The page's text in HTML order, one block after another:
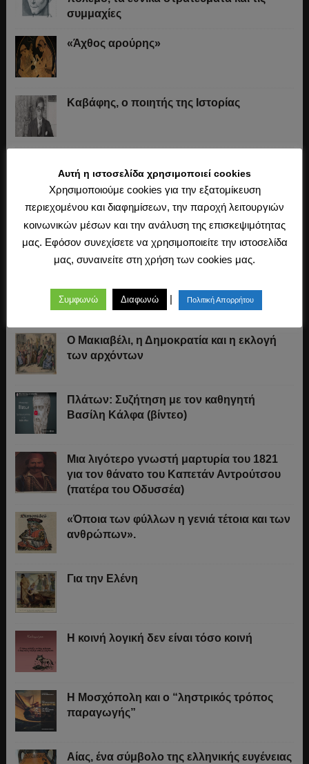
συμμαχίες
«Άχθος αρούρης»
Καβάφης, ο ποιητής της Ιστορίας
Το «σύστημα» του Ιωάννη Κωλέττη (1844-
Ο Μακιαβέλι, η Δημοκρατία και η εκλογή
των αρχόντων
Πλάτων: Συζήτηση με τον καθηγητή
Βασίλη Κάλφα (βίντεο)
Μια λιγότερο γνωστή μαρτυρία του 1821
για τον θάνατο του Καπετάν Αντρούτσου
(πατέρα του Οδυσσέα)
«Όποια των φύλλων η γενιά τέτοια και των
ανθρώπων».
Για την Ελένη
Η κοινή λογική δεν είναι τόσο κοινή
Η Μοσχόπολη και ο “ληστρικός τρόπος
παραγωγής”
Αίας, ένα σύμβολο της ελληνικής ευγένειας
Αυτή η ιστοσελίδα χρησιμοποιεί cookies
Χρησιμοποιούμε cookies για την εξατομίκευση
περιεχομένου και διαφημίσεων, την παροχή λειτουργιών
κοινωνικών μέσων και την ανάλυση της επισκεψιμότητας
μας. Εφόσον συνεχίσετε να χρησιμοποιείτε την ιστοσελίδα
μας, συναινείτε στη χρήση των cookies μας.
Συμφωνώ Διαφωνώ | Πολιτική Απορρήτου